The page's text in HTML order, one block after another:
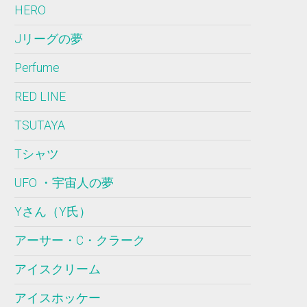
HERO
Jリーグの夢
Perfume
RED LINE
TSUTAYA
Tシャツ
UFO ・宇宙人の夢
Yさん（Y氏）
アーサー・C・クラーク
アイスクリーム
アイスホッケー